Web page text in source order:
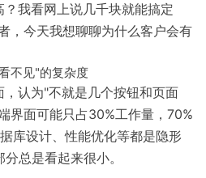
我看网上说几千块就能搞定
，今天我想聊聊为什么客户会有
不见"的复杂度
认为"不就是几个按钮和页面
界面可能只占30%工作量，70%
库设计、性能优化等都是隐形
总是看起来很小。